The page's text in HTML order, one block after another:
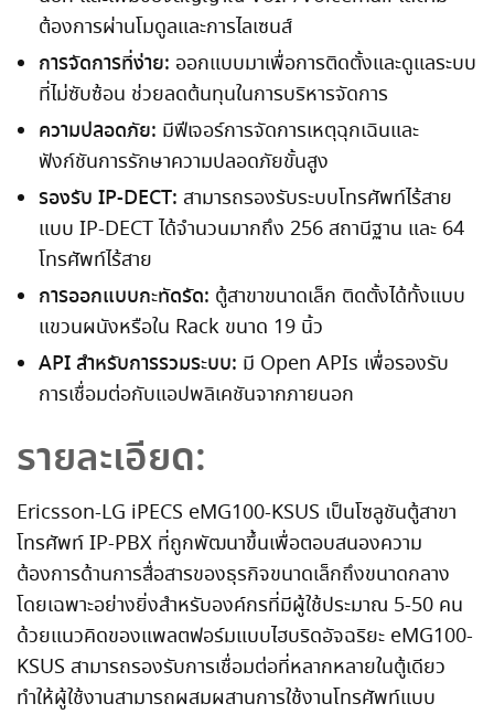
ต้องการผ่านโมดูลและการไลเซนส์
การจัดการที่ง่าย: ออกแบบมาเพื่อการติดตั้งและดูแลระบบ
ที่ไม่ซับซ้อน ช่วยลดต้นทุนในการบริหารจัดการ
ความปลอดภัย: มีฟีเจอร์การจัดการเหตุฉุกเฉินและ
ฟังก์ชันการรักษาความปลอดภัยขั้นสูง
รองรับ IP-DECT: สามารถรองรับระบบโทรศัพท์ไร้สาย
แบบ IP-DECT ได้จำนวนมากถึง 256 สถานีฐาน และ 64
โทรศัพท์ไร้สาย
การออกแบบกะทัดรัด: ตู้สาขาขนาดเล็ก ติดตั้งได้ทั้งแบบ
แขวนผนังหรือใน Rack ขนาด 19 นิ้ว
API สำหรับการรวมระบบ: มี Open APIs เพื่อรองรับ
การเชื่อมต่อกับแอปพลิเคชันจากภายนอก
รายละเอียด:
Ericsson-LG iPECS eMG100-KSUS เป็นโซลูชันตู้สาขา
โทรศัพท์ IP-PBX ที่ถูกพัฒนาขึ้นเพื่อตอบสนองความ
ต้องการด้านการสื่อสารของธุรกิจขนาดเล็กถึงขนาดกลาง
โดยเฉพาะอย่างยิ่งสำหรับองค์กรที่มีผู้ใช้ประมาณ 5-50 คน
ด้วยแนวคิดของแพลตฟอร์มแบบไฮบริดอัจฉริยะ eMG100-
KSUS สามารถรองรับการเชื่อมต่อที่หลากหลายในตู้เดียว
ทำให้ผู้ใช้งานสามารถผสมผสานการใช้งานโทรศัพท์แบบ